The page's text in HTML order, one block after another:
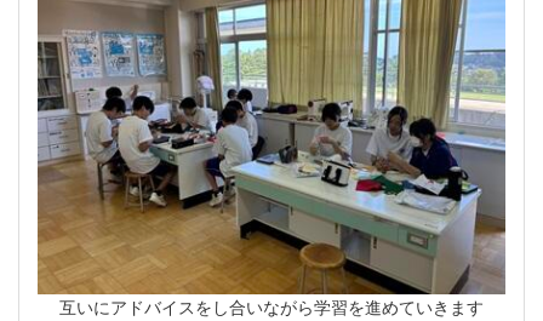
互いにアドバイスをし合いながら学習を進めていきます